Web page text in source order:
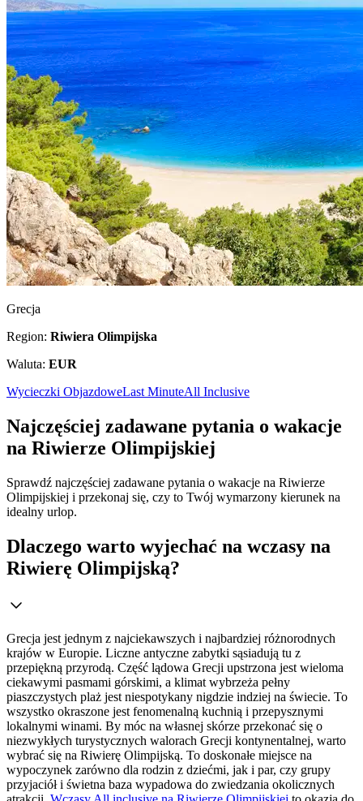
Grecja
Region: Riwiera Olimpijska
Waluta: EUR
Wycieczki ObjazdoweLast MinuteAll Inclusive
Najczęściej zadawane pytania o wakacje
na Riwierze Olimpijskiej
Sprawdź najczęściej zadawane pytania o wakacje na Riwierze
Olimpijskiej i przekonaj się, czy to Twój wymarzony kierunek na
idealny urlop.
Dlaczego warto wyjechać na wczasy na
Riwierę Olimpijską?
Grecja jest jednym z najciekawszych i najbardziej różnorodnych
krajów w Europie. Liczne antyczne zabytki sąsiadują tu z
przepiękną przyrodą. Część lądowa Grecji upstrzona jest wieloma
ciekawymi pasmami górskimi, a klimat wybrzeża pełny
piaszczystych plaż jest niespotykany nigdzie indziej na świecie. To
wszystko okraszone jest fenomenalną kuchnią i przepysznymi
lokalnymi winami. By móc na własnej skórze przekonać się o
niezwykłych turystycznych walorach Grecji kontynentalnej, warto
wybrać się na Riwierę Olimpijską. To doskonałe miejsce na
wypoczynek zarówno dla rodzin z dziećmi, jak i par, czy grupy
przyjaciół i świetna baza wypadowa do zwiedzania okolicznych